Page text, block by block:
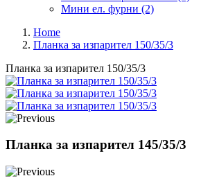
Мини ел. фурни (2)
Home
Планка за изпарител 150/35/3
Планка за изпарител 150/35/3
Планка за изпарител 145/35/3